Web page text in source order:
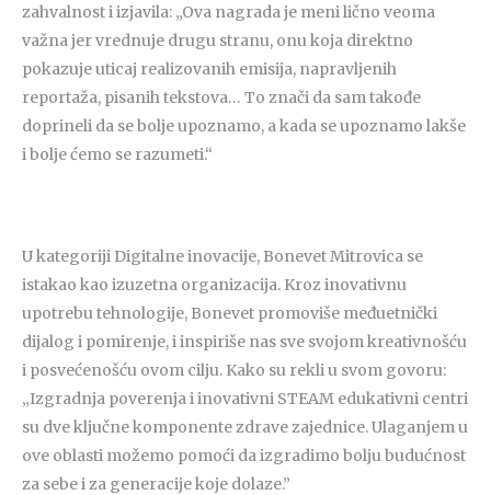
zahvalnost i izjavila: „Ova nagrada je meni lično veoma
važna jer vrednuje drugu stranu, onu koja direktno
pokazuje uticaj realizovanih emisija, napravljenih
reportaža, pisanih tekstova… To znači da sam takođe
doprineli da se bolje upoznamo, a kada se upoznamo lakše
i bolje ćemo se razumeti.“
U kategoriji Digitalne inovacije, Bonevet Mitrovica se
istakao kao izuzetna organizacija. Kroz inovativnu
upotrebu tehnologije, Bonevet promoviše međuetnički
dijalog i pomirenje, i inspiriše nas sve svojom kreativnošću
i posvećenošću ovom cilju. Kako su rekli u svom govoru:
„Izgradnja poverenja i inovativni STEAM edukativni centri
su dve ključne komponente zdrave zajednice. Ulaganjem u
ove oblasti možemo pomoći da izgradimo bolju budućnost
za sebe i za generacije koje dolaze.”